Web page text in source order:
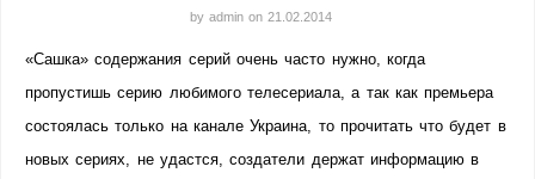
by admin on 21.02.2014
«Сашка» содержания серий очень часто нужно, когда
пропустишь серию любимого телесериала, а так как премьера
состоялась только на канале Украина, то прочитать что будет в
новых сериях, не удастся, создатели держат информацию в